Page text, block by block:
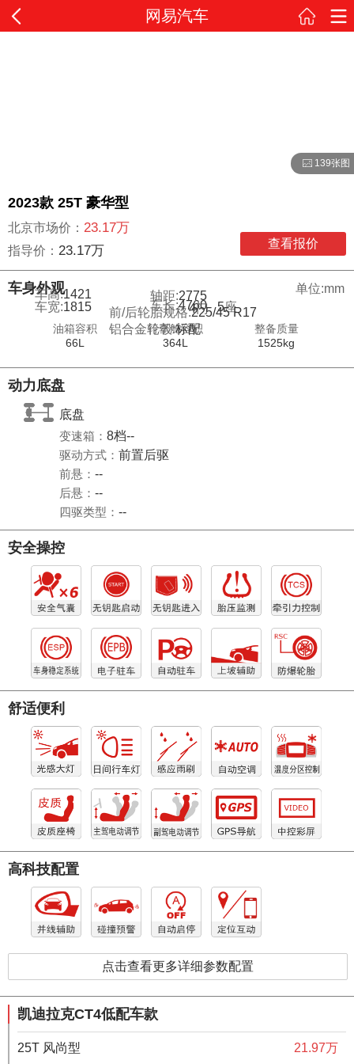
网易汽车
139张图
2023款 25T 豪华型
北京市场价： 23.17万
指导价： 23.17万 查看报价
车身外观
单位:mm
车长:4760
车宽:1815 5座
4门
车高:1421 轴距:2775
前/后轮胎规格:225/45 R17
铝合金轮毂:标配
油箱容积
66L
行李舱容积
364L
整备质量
1525kg
动力底盘
底盘
变速箱： 8档--
驱动方式： 前置后驱
前悬： --
后悬： --
四驱类型： --
安全操控
舒适便利
高科技配置
点击查看更多详细参数配置
凯迪拉克CT4低配车款
25T 风尚型 21.97万